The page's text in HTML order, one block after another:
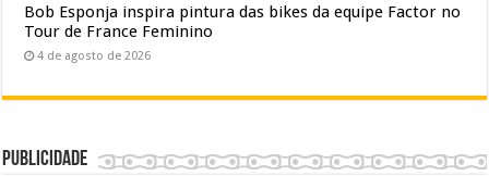
Bob Esponja inspira pintura das bikes da equipe Factor no
Tour de France Feminino
4 de agosto de 2026
Publicidade